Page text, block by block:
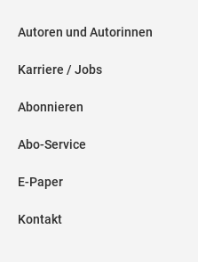
Autoren und Autorinnen
Karriere / Jobs
Abonnieren
Abo-Service
E-Paper
Kontakt